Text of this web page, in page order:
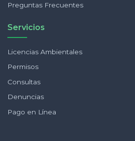
Preguntas Frecuentes
Servicios
Licencias Ambientales
Permisos
Consultas
Denuncias
Pago en Línea